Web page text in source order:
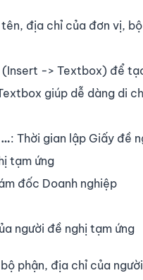
tên, địa chỉ của đơn vị,
(Insert -> Textbox) để
giúp dễ dàng di
…: Thời gian lập Giấy đề
tạm ứng
đốc Doanh nghiệp
người đề nghị tạm ứng
phận, địa chỉ của